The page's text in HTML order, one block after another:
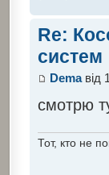
Re:
систем
Demaвід
смотрю
Тот, кто не